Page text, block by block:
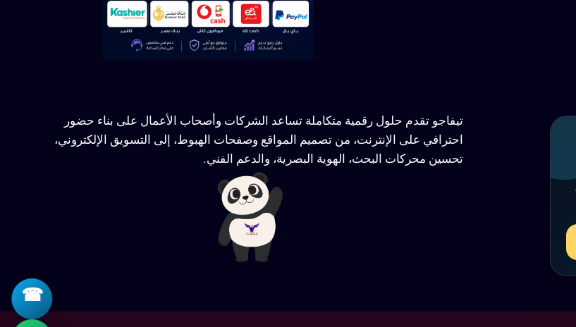
تيفاجو تقدم حلول رقمية متكاملة تساعد الشركات وأصحاب الأعمال على بناء حضور
احترافي على الإنترنت، من تصميم المواقع وصفحات الهبوط، إلى التسويق الإلكتروني،
تحسين محركات البحث، الهوية البصرية، والدعم الفني.
☎